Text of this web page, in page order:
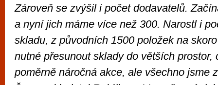
Zároveň se zvýšil i počet dodavatelů.
a nyní jich máme více než 300. Narostl i
skladu, z původních 1500 položek na
nutné přesunout sklady do větších prostor,
poměrně náročná akce, ale všechno jsme